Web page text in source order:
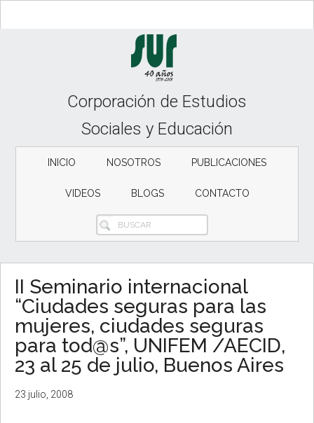
to
to
to
Corporación de Estudios
Sociales y Educación
INICIO NOSOTROS PUBLICACIONES
VIDEOS BLOGS CONTACTO
BUSCAR
II Seminario internacional
“Ciudades seguras para las
mujeres, ciudades seguras
para tod@s”, UNIFEM /AECID,
23 al 25 de julio, Buenos Aires
23 julio, 2008